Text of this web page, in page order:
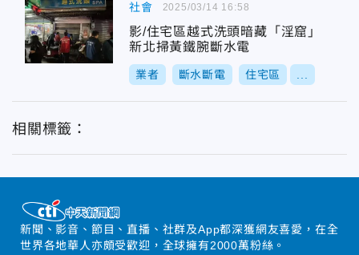
社會
影/住宅區越式洗頭暗藏「淫窟」
新北掃黃鐵腕斷水電
業者 斷水斷電 住宅區
2025/03/14 16:58
相關標籤：
新聞、影音、節目、直播、社群及App都深獲網友喜愛，在全
世界各地華人亦頗受歡迎，全球擁有2000萬粉絲。